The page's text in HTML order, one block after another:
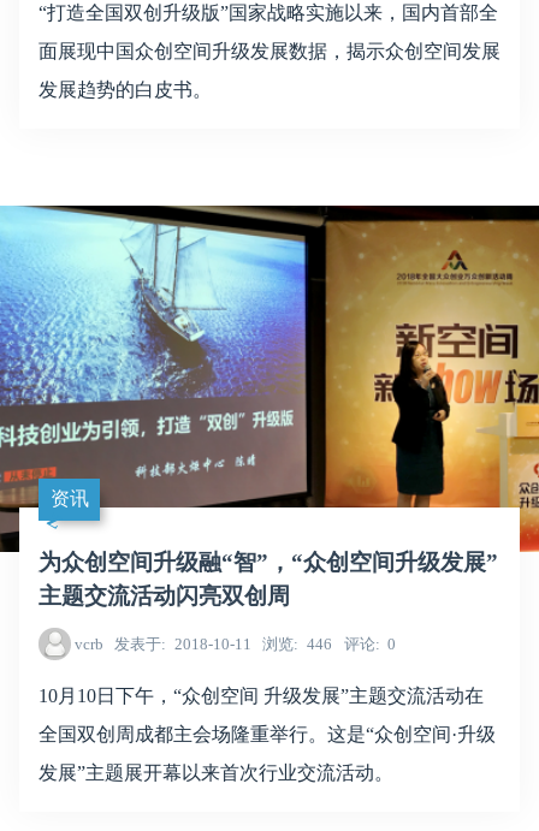
“打造全国双创升级版”国家战略实施以来，国内首部全
面展现中国众创空间升级发展数据，揭示众创空间发展
发展趋势的白皮书。
资讯
为众创空间升级融“智”，“众创空间升级发展”
主题交流活动闪亮双创周
vcrb 发表于 2018-10-11 浏览 446 评论 0
10月10日下午，“众创空间 升级发展”主题交流活动在
全国双创周成都主会场隆重举行。这是“众创空间·升级
发展”主题展开幕以来首次行业交流活动。